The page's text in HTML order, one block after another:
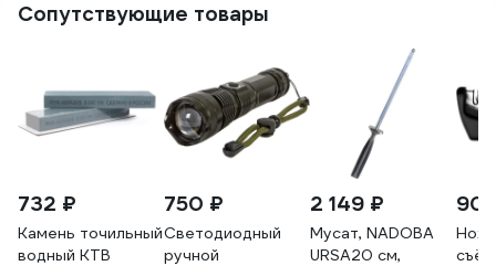
Сопутствующие товары
732 ₽
Камень точильный
водный КТВ
750 ₽
Светодиодный
ручной
2 149 ₽
Мусат, NADOBA
URSA20 см,